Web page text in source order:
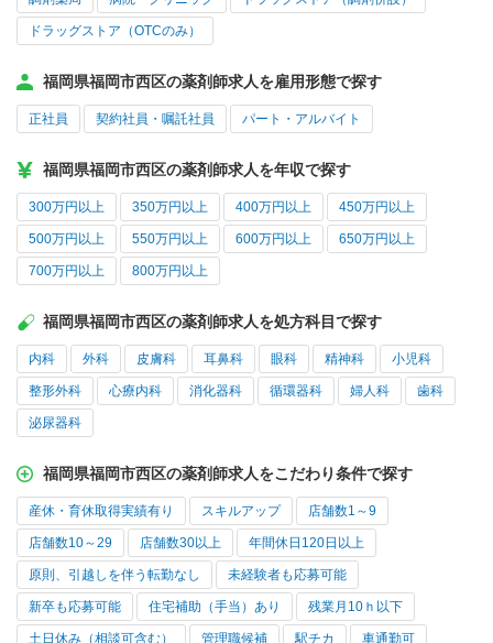
ドラッグストア（OTCのみ）
福岡県福岡市西区の薬剤師求人を雇用形態で探す
正社員 契約社員・嘱託社員 パート・アルバイト
福岡県福岡市西区の薬剤師求人を年収で探す
300万円以上 350万円以上 400万円以上 450万円以上
500万円以上 550万円以上 600万円以上 650万円以上
700万円以上 800万円以上
福岡県福岡市西区の薬剤師求人を処方科目で探す
内科 外科 皮膚科 耳鼻科 眼科 精神科 小児科
整形外科 心療内科 消化器科 循環器科 婦人科 歯科
泌尿器科
福岡県福岡市西区の薬剤師求人をこだわり条件で探す
産休・育休取得実績有り スキルアップ 店舗数1～9
店舗数10～29 店舗数30以上 年間休日120日以上
原則、引越しを伴う転勤なし 未経験者も応募可能
新卒も応募可能 住宅補助（手当）あり 残業月10ｈ以下
土日休み（相談可含む） 管理職候補 駅チカ 車通勤可